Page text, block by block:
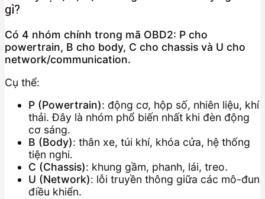
gì?
Có 4 nhóm chính trong mã OBD2: P cho
powertrain, B cho body, C cho chassis và U cho
network/communication.
Cụ thể:
P (Powertrain): động cơ, hộp số, nhiên liệu, khí
thải. Đây là nhóm phổ biến nhất khi đèn động
cơ sáng.
B (Body): thân xe, túi khí, khóa cửa, hệ thống
tiện nghi.
C (Chassis): khung gầm, phanh, lái, treo.
U (Network): lỗi truyền thông giữa các mô-đun
điều khiển.